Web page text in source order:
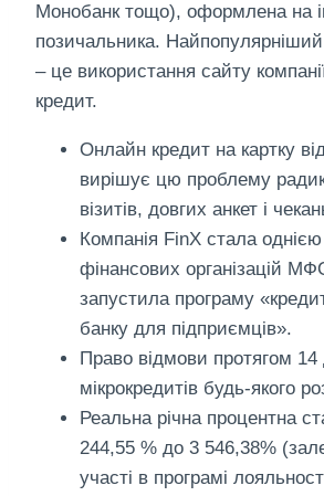
Монобанк тощо), оформлена на
позичальника.
– це використання сайту
кредит.
Онлайн кредит на картку
вирішує цю проблему
візитів, довгих анкет і
Компанія FinX стала
фінансових організацій
запустила програму
банку для підприємців».
Право відмови протягом 14
мікрокредитів будь-якого
Реальна річна процентна
244,55 % до 3 546,38%
участі в програмі